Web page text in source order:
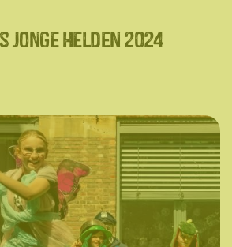
Jonge Helden 2024